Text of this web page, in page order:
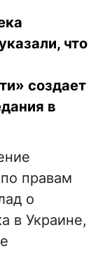
что
создает
в
правам
о
в Украине,